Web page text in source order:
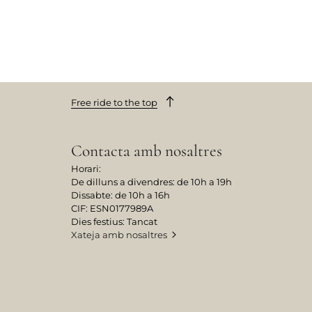
Free ride to the top
Contacta amb nosaltres
Horari:
De dilluns a divendres: de 10h a 19h
Dissabte: de 10h a 16h
CIF: ESN0177989A
Dies festius: Tancat
Xateja amb nosaltres